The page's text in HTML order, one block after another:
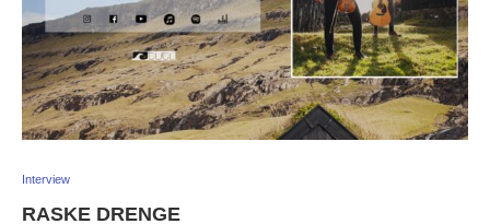
Interview
RASKE DRENGE